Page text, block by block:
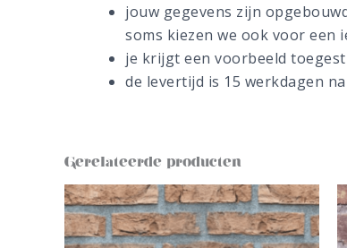
jouw gegevens zijn
soms kiezen we ook voor
je krijgt een voorbeeld
de levertijd is 15 werkdagen
Gerelateerde producten